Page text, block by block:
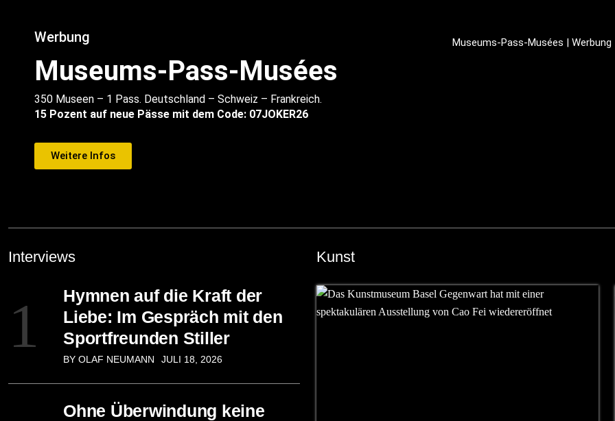
Werbung
Museums-Pass-Musées
350 Museen – 1 Pass. Deutschland – Schweiz – Frankreich.
15 Pozent auf neue Pässe mit dem Code: 07JOKER26
Weitere Infos
Museums-Pass-Musées | Werbung
Interviews
1
Hymnen auf die Kraft der
Liebe: Im Gespräch mit den
Sportfreunden Stiller
BY OLAF NEUMANN JULI 18, 2026
Ohne Überwindung keine
Kunst